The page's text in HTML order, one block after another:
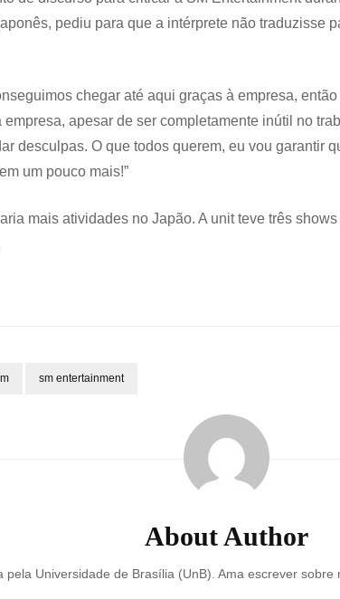
pediu para que a intérprete não traduzisse
chegar até aqui graças à empresa,
apesar de ser completamente inútil no
desculpas. O que todos querem, eu vou garantir
um pouco mais!”
mais atividades no Japão. A unit teve três shows
sm entertainment
About Author
pela Universidade de Brasília (UnB). Ama escrever sobre